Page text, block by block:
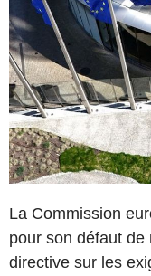
La Commission
pour son défaut
directive sur les